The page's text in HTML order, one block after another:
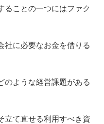
ることの一つにはファク
社に必要なお金を借りる
のような経営課題がある
立て直せる利用すべき資